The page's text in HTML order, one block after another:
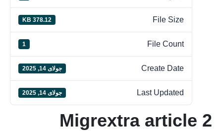
File Size
378.12 KB
File Count
1
Create Date جولای 14, 2025
Last Updated جولای 14, 2025
Migrextra article 2